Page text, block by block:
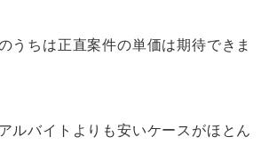
うちは正直案件の単価は期待できま
ルバイトよりも安いケースがほとん